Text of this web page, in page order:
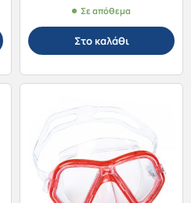
Σε απόθεμα
Στο καλάθι